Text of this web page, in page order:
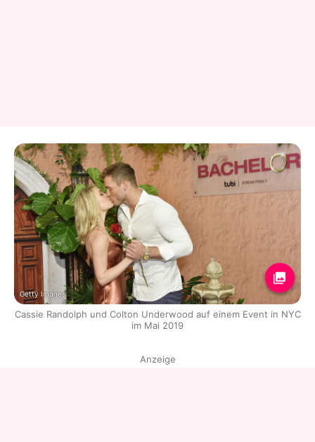
Getty Images
Cassie Randolph und Colton Underwood auf einem Event in NYC
im Mai 2019
Anzeige